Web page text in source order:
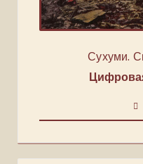
Сухуми.